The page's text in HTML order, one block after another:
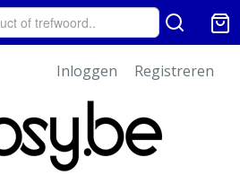
Inloggen Registreren